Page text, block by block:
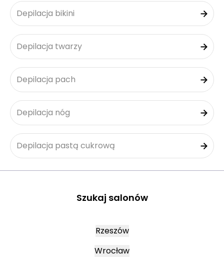
Depilacja bikini
Depilacja twarzy
Depilacja pach
Depilacja nóg
Depilacja pastą cukrową
Szukaj salonów
Rzeszów
Wrocław